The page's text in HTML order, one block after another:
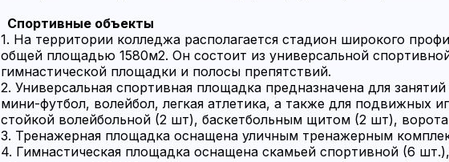
Спортивные объекты
1. На территории колледжа располагается стадион широкого
общей площадью 1580м2. Он состоит из универсальной
гимнастической площадки и полосы препятствий.
2. Универсальная спортивная площадка предназначена для
мини-футбол, волейбол, легкая атлетика, а также для подвижных
стойкой волейбольной (2 шт), баскетбольным щитом (2 шт),
3. Тренажерная площадка оснащена уличным тренажерным
4. Гимнастическая площадка оснащена скамьей спортивной (6